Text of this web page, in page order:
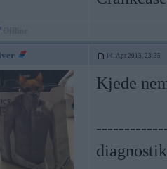
14. Apr 2013, 23:35
Kjede